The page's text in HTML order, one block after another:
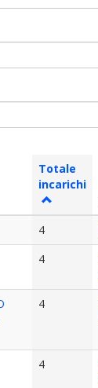
Totale
incarichi
4
4
4
4